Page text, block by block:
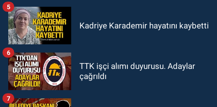
Kadriye Karademir hayatını kaybetti
5
TTK işçi alımı duyurusu. Adaylar
çağrıldı
6
7